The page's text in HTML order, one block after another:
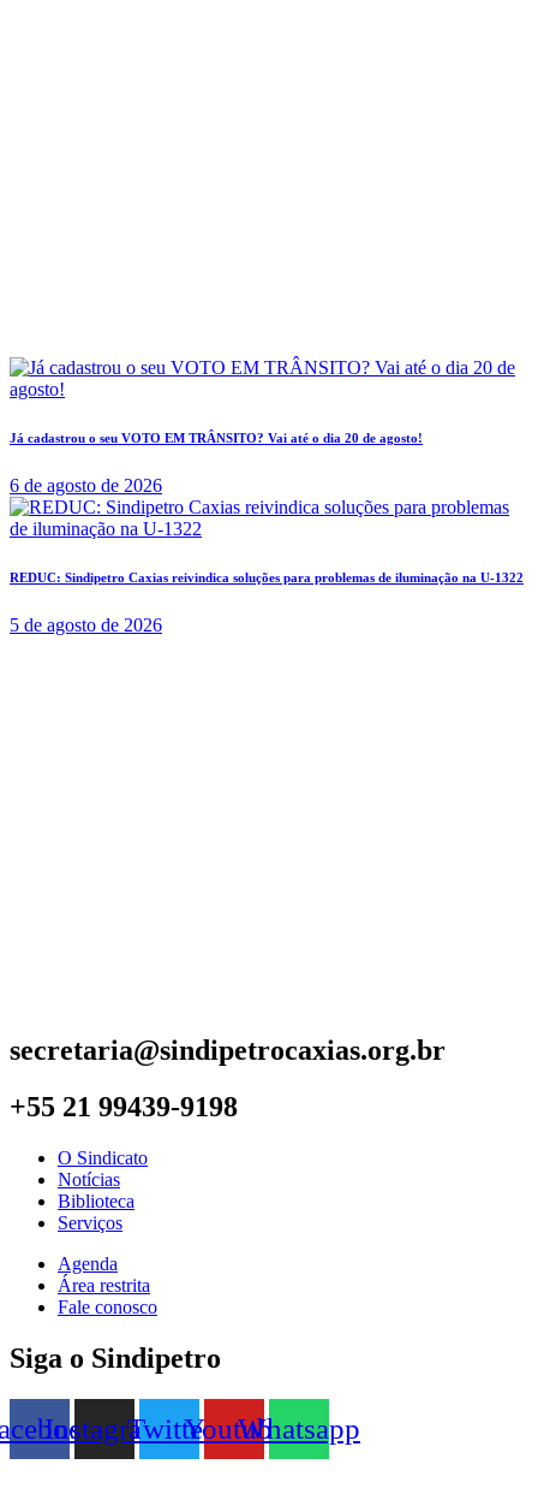
Já cadastrou o seu VOTO EM TRÂNSITO? Vai até o dia 20 de agosto!
6 de agosto de 2026
REDUC: Sindipetro Caxias reivindica soluções para problemas de iluminação na U-1322
5 de agosto de 2026
secretaria@sindipetrocaxias.org.br
+55 21 99439-9198
O Sindicato
Notícias
Biblioteca
Serviços
Agenda
Área restrita
Fale conosco
Siga o Sindipetro
InstagramTwitterYoutubeWhatsapp